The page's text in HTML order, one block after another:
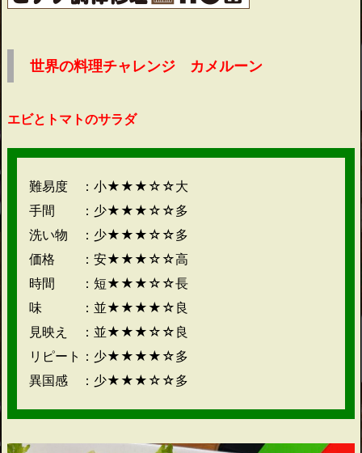
世界の料理チャレンジ カメルーン
エビとトマトのサラダ
難易度 ：小★★★☆☆大
手間 ：少★★★☆☆多
洗い物 ：少★★★☆☆多
価格 ：安★★★☆☆高
時間 ：短★★★☆☆長
味 ：並★★★★☆良
見映え ：並★★★☆☆良
リピート：少★★★★☆多
異国感 ：少★★★☆☆多